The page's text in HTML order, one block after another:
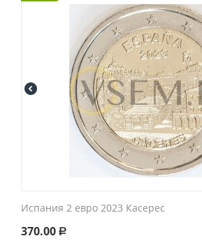
Испания 2 евро 2023 Касерес
370.00 Р